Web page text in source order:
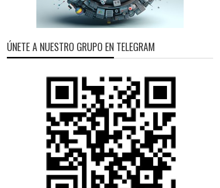
ÚNETE A NUESTRO GRUPO EN TELEGRAM